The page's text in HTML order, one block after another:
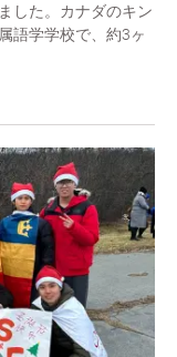
した。カナダのキン
語学学校で、約3ヶ